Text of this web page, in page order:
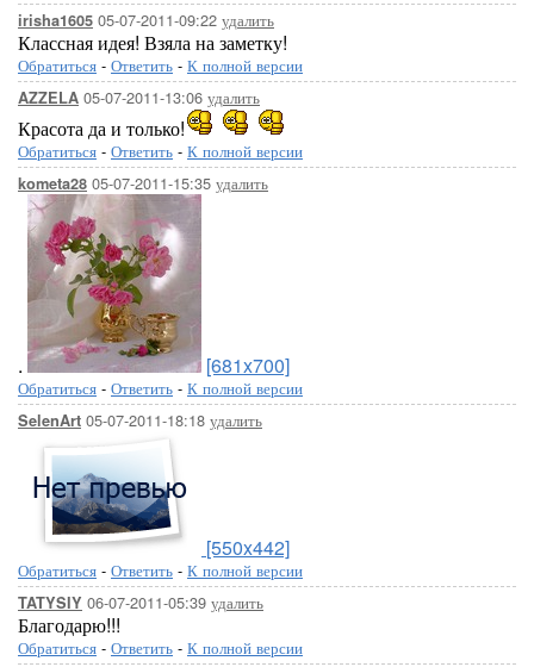
irisha1605 05-07-2011-09:22 удалить
Классная идея! Взяла на заметку!
Обратиться - Ответить - К полной версии
AZZELA 05-07-2011-13:06 удалить
Красота да и только!
Обратиться - Ответить - К полной версии
kometa28 05-07-2011-15:35 удалить
. [681x700]
Обратиться - Ответить - К полной версии
SelenArt 05-07-2011-18:18 удалить
[550x442]
Обратиться - Ответить - К полной версии
TATYSIY 06-07-2011-05:39 удалить
Благодарю!!!
Обратиться - Ответить - К полной версии